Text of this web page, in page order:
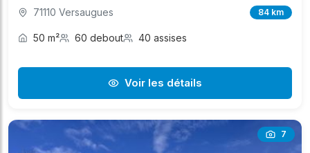
71110 Versaugues 84 km
50 m² 60 debout 40 assises
Voir les détails
7